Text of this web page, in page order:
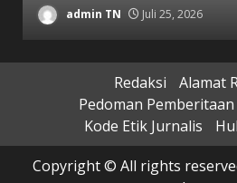
admin TN Juli 25, 2026
Redaksi
Alamat
Pedoman
Kode Etik Jurnalis
Copyright © All rights